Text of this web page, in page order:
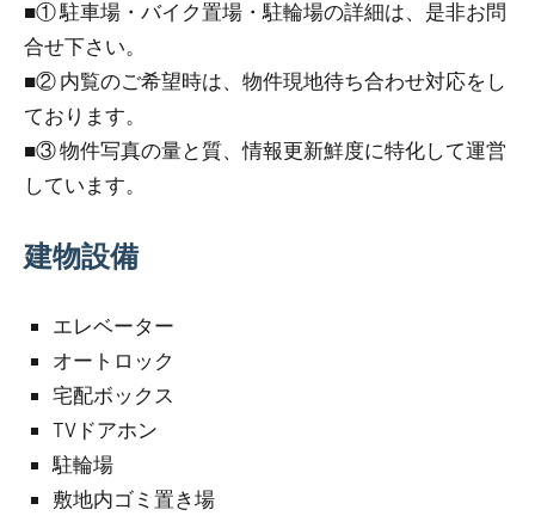
■① 駐車場・バイク置場・駐輪場の詳細は、是非お問
合せ下さい。
■② 内覧のご希望時は、物件現地待ち合わせ対応をし
ております。
■③ 物件写真の量と質、情報更新鮮度に特化して運営
しています。
建物設備
エレベーター
オートロック
宅配ボックス
TVドアホン
駐輪場
敷地内ゴミ置き場